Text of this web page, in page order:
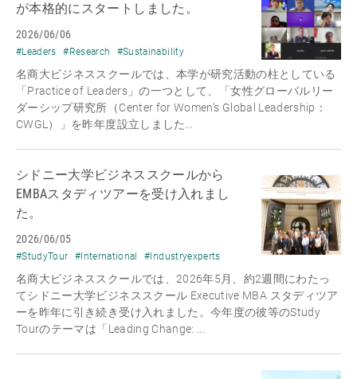
が本格的にスタートしました。
2026/06/06
#Leaders #Research #Sustainability
名商大ビジネススクールでは、本学が研究活動の柱としている
「Practice of Leaders」の一つとして、「女性グローバルリー
ダーシップ研究所（Center for Women’s Global Leadership：
CWGL）」を昨年度設立しました...
シドニー大学ビジネススクールから
EMBAスタディツアーを受け入れまし
た。
2026/06/05
#StudyTour #International #Industryexperts
名商大ビジネススクールでは、2026年5月、約2週間にわたっ
てシドニー大学ビジネススクール Executive MBA スタディツア
ーを昨年に引き続き受け入れました。今年度の彼等のStudy
Tourのテーマは「Leading Change: ...